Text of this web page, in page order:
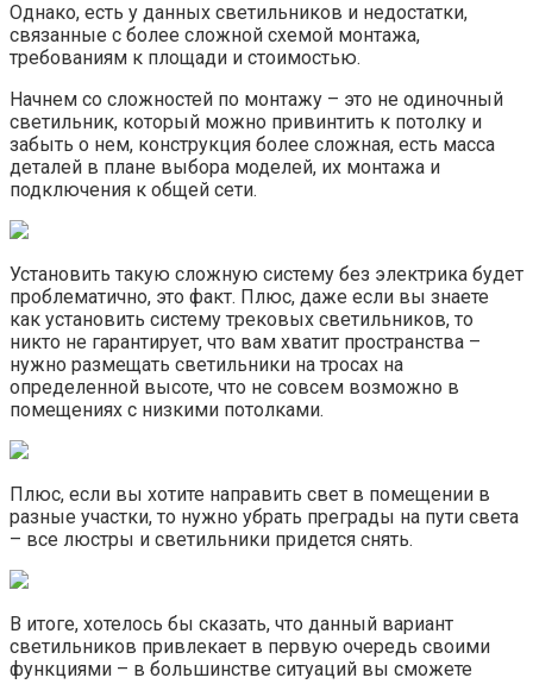
Однако, есть у данных светильников и недостатки,
связанные с более сложной схемой монтажа,
требованиям к площади и стоимостью.
Начнем со сложностей по монтажу – это не одиночный
светильник, который можно привинтить к потолку и
забыть о нем, конструкция более сложная, есть масса
деталей в плане выбора моделей, их монтажа и
подключения к общей сети.
Установить такую сложную систему без электрика будет
проблематично, это факт. Плюс, даже если вы знаете
как установить систему трековых светильников, то
никто не гарантирует, что вам хватит пространства –
нужно размещать светильники на тросах на
определенной высоте, что не совсем возможно в
помещениях с низкими потолками.
Плюс, если вы хотите направить свет в помещении в
разные участки, то нужно убрать преграды на пути света
– все люстры и светильники придется снять.
В итоге, хотелось бы сказать, что данный вариант
светильников привлекает в первую очередь своими
функциями – в большинстве ситуаций вы сможете